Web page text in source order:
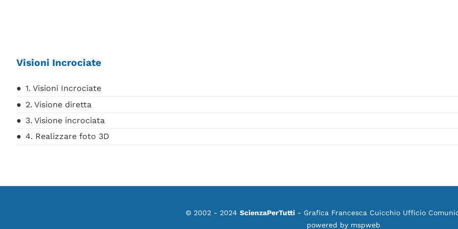
Visioni Incrociate
1. Visioni Incrociate
2. Visione diretta
3. Visione incrociata
4. Realizzare foto 3D
© 2002 - 2024 ScienzaPerTutti - Grafica Francesca Cuicchio Ufficio
powered by mspweb